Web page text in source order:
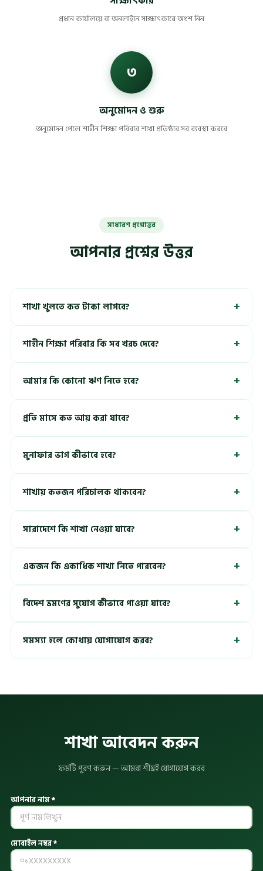
প্রধান কার্যালয়ে বা অনলাইনে সাক্ষাৎকারে অংশ নিন
৩
অনুমোদন ও শুরু
অনুমোদন পেলে শাহীন শিক্ষা পরিবার শাখা প্রতিষ্ঠার সব ব্যবস্থা করবে
সাধারণ প্রশ্নোত্তর
আপনার প্রশ্নের উত্তর
শাখা খুলতে কত টাকা লাগবে? +
শাহীন শিক্ষা পরিবার কি সব খরচ দেবে? +
আমার কি কোনো ঋণ নিতে হবে? +
প্রতি মাসে কত আয় করা যাবে? +
মুনাফার ভাগ কীভাবে হবে? +
শাখায় কতজন পরিচালক থাকবেন? +
সারাদেশে কি শাখা নেওয়া যাবে? +
একজন কি একাধিক শাখা নিতে পারবেন? +
বিদেশ ভ্রমণের সুযোগ কীভাবে পাওয়া যাবে? +
সমস্যা হলে কোথায় যোগাযোগ করব? +
শাখা আবেদন করুন
ফর্মটি পূরণ করুন — আমরা শীঘ্রই যোগাযোগ করব
আপনার নাম *
মোবাইল নম্বর *